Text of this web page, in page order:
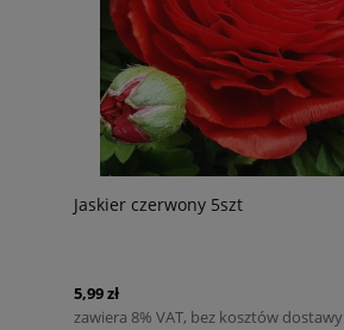
Jaskier czerwony 5szt
5,99 zł
zawiera 8% VAT, bez kosztów dostawy